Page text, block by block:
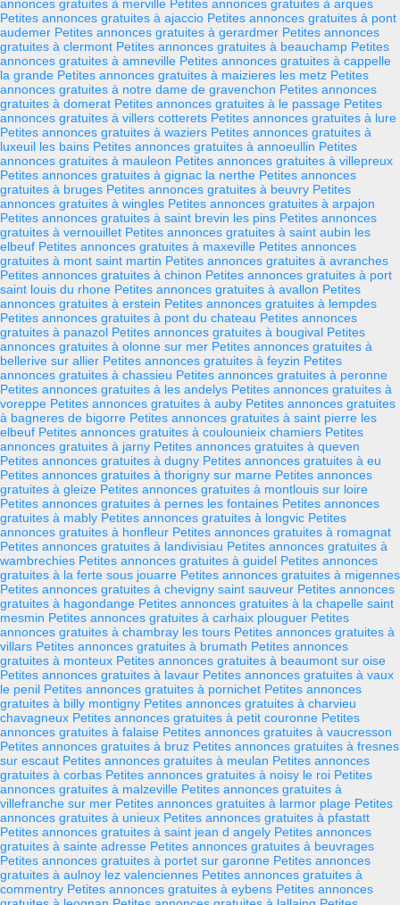
annonces gratuites à merville Petites annonces gratuites à arques
Petites annonces gratuites à ajaccio Petites annonces gratuites à pont
audemer Petites annonces gratuites à gerardmer Petites annonces
gratuites à clermont Petites annonces gratuites à beauchamp Petites
annonces gratuites à amneville Petites annonces gratuites à cappelle
la grande Petites annonces gratuites à maizieres les metz Petites
annonces gratuites à notre dame de gravenchon Petites annonces
gratuites à domerat Petites annonces gratuites à le passage Petites
annonces gratuites à villers cotterets Petites annonces gratuites à lure
Petites annonces gratuites à waziers Petites annonces gratuites à
luxeuil les bains Petites annonces gratuites à annoeullin Petites
annonces gratuites à mauleon Petites annonces gratuites à villepreux
Petites annonces gratuites à gignac la nerthe Petites annonces
gratuites à bruges Petites annonces gratuites à beuvry Petites
annonces gratuites à wingles Petites annonces gratuites à arpajon
Petites annonces gratuites à saint brevin les pins Petites annonces
gratuites à vernouillet Petites annonces gratuites à saint aubin les
elbeuf Petites annonces gratuites à maxeville Petites annonces
gratuites à mont saint martin Petites annonces gratuites à avranches
Petites annonces gratuites à chinon Petites annonces gratuites à port
saint louis du rhone Petites annonces gratuites à avallon Petites
annonces gratuites à erstein Petites annonces gratuites à lempdes
Petites annonces gratuites à pont du chateau Petites annonces
gratuites à panazol Petites annonces gratuites à bougival Petites
annonces gratuites à olonne sur mer Petites annonces gratuites à
bellerive sur allier Petites annonces gratuites à feyzin Petites
annonces gratuites à chassieu Petites annonces gratuites à peronne
Petites annonces gratuites à les andelys Petites annonces gratuites à
voreppe Petites annonces gratuites à auby Petites annonces gratuites
à bagneres de bigorre Petites annonces gratuites à saint pierre les
elbeuf Petites annonces gratuites à coulounieix chamiers Petites
annonces gratuites à jarny Petites annonces gratuites à queven
Petites annonces gratuites à dugny Petites annonces gratuites à eu
Petites annonces gratuites à thorigny sur marne Petites annonces
gratuites à gleize Petites annonces gratuites à montlouis sur loire
Petites annonces gratuites à pernes les fontaines Petites annonces
gratuites à mably Petites annonces gratuites à longvic Petites
annonces gratuites à honfleur Petites annonces gratuites à romagnat
Petites annonces gratuites à landivisiau Petites annonces gratuites à
wambrechies Petites annonces gratuites à guidel Petites annonces
gratuites à la ferte sous jouarre Petites annonces gratuites à migennes
Petites annonces gratuites à chevigny saint sauveur Petites annonces
gratuites à hagondange Petites annonces gratuites à la chapelle saint
mesmin Petites annonces gratuites à carhaix plouguer Petites
annonces gratuites à chambray les tours Petites annonces gratuites à
villars Petites annonces gratuites à brumath Petites annonces
gratuites à monteux Petites annonces gratuites à beaumont sur oise
Petites annonces gratuites à lavaur Petites annonces gratuites à vaux
le penil Petites annonces gratuites à pornichet Petites annonces
gratuites à billy montigny Petites annonces gratuites à charvieu
chavagneux Petites annonces gratuites à petit couronne Petites
annonces gratuites à falaise Petites annonces gratuites à vaucresson
Petites annonces gratuites à bruz Petites annonces gratuites à fresnes
sur escaut Petites annonces gratuites à meulan Petites annonces
gratuites à corbas Petites annonces gratuites à noisy le roi Petites
annonces gratuites à malzeville Petites annonces gratuites à
villefranche sur mer Petites annonces gratuites à larmor plage Petites
annonces gratuites à unieux Petites annonces gratuites à pfastatt
Petites annonces gratuites à saint jean d angely Petites annonces
gratuites à sainte adresse Petites annonces gratuites à beuvrages
Petites annonces gratuites à portet sur garonne Petites annonces
gratuites à aulnoy lez valenciennes Petites annonces gratuites à
commentry Petites annonces gratuites à eybens Petites annonces